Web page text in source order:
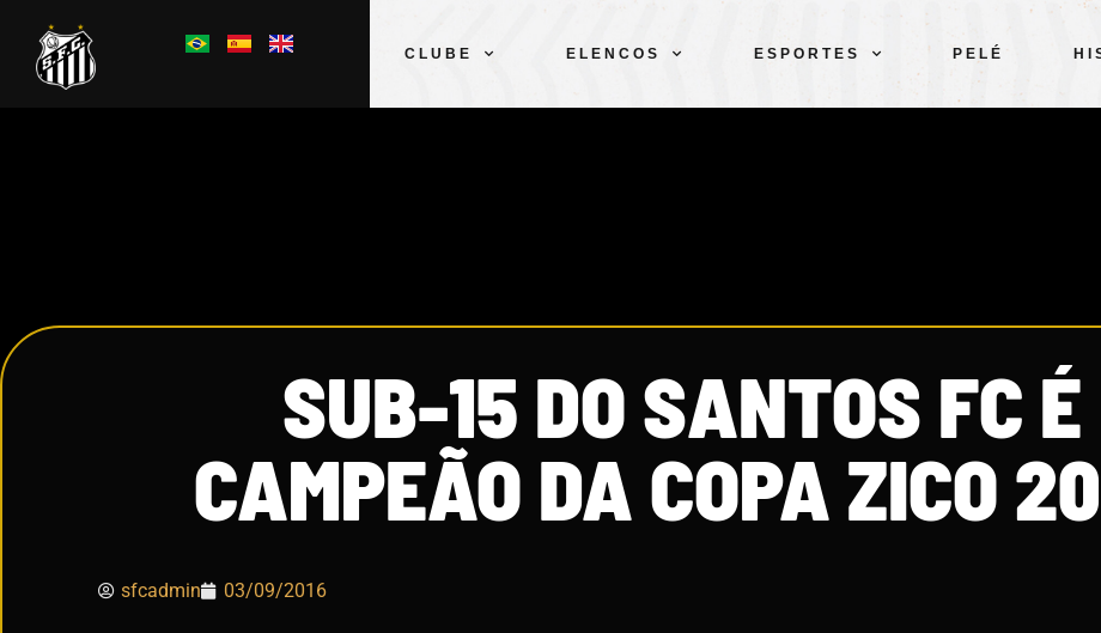
CLUBE ELENCOS ESPORTES PELÉ
SUB-15 DO SANTOS FC É
CAMPEÃO DA COPA ZICO
sfcadmin 03/09/2016